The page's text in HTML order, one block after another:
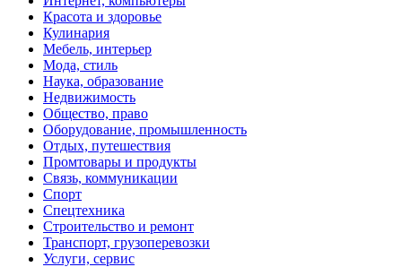
Красота и здоровье
Кулинария
Мебель, интерьер
Мода, стиль
Наука, образование
Недвижимость
Общество, право
Оборудование, промышленность
Отдых, путешествия
Промтовары и продукты
Связь, коммуникации
Спорт
Спецтехника
Строительство и ремонт
Транспорт, грузоперевозки
Услуги, сервис